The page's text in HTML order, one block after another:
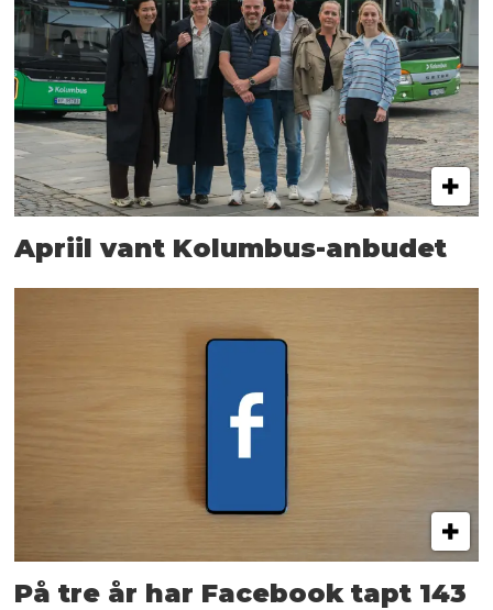
Apriil vant Kolumbus-anbudet
På tre år har Facebook tapt 143